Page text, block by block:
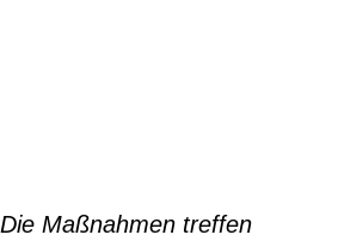
Maßnahmen treffen